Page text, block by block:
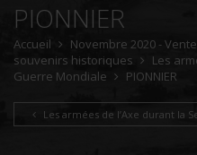
PIONNIER
Accueil
Novembre 2020 -
souvenirs historiques
Les
Guerre Mondiale
PIONNIER
Les armées de l’Axe durant la